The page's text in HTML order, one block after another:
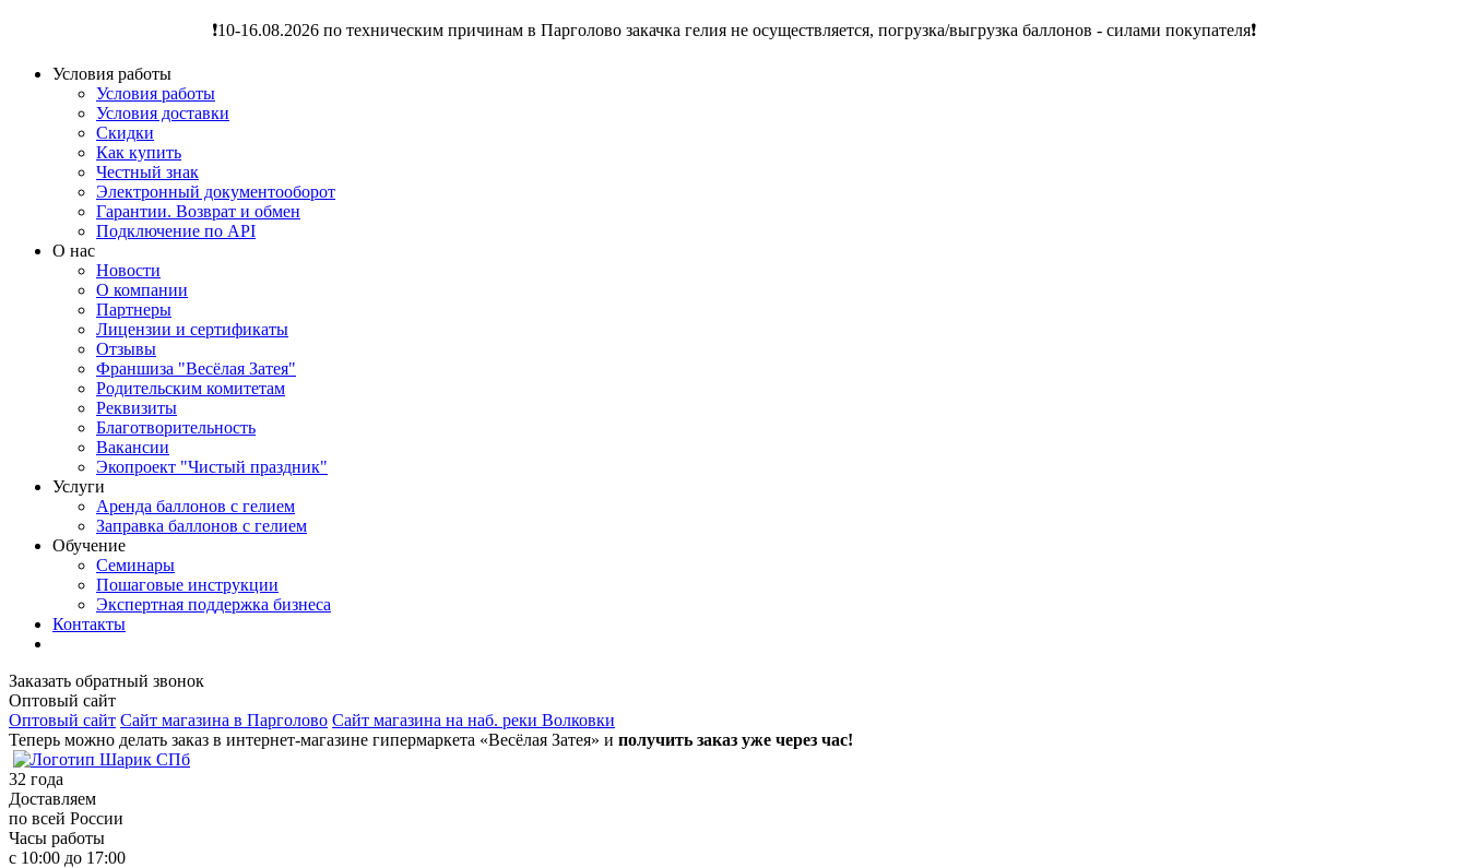
❗️10-16.08.2026 по техническим причинам в Парголово закачка гелия не осуществляется, погрузка/выгрузка баллонов - силами покупателя❗️
Условия работы
Условия работы
Условия доставки
Скидки
Как купить
Честный знак
Электронный документооборот
Гарантии. Возврат и обмен
Подключение по API
О нас
Новости
О компании
Партнеры
Лицензии и сертификаты
Отзывы
Франшиза "Весёлая Затея"
Родительским комитетам
Реквизиты
Благотворительность
Вакансии
Экопроект "Чистый праздник"
Услуги
Аренда баллонов с гелием
Заправка баллонов с гелием
Обучение
Семинары
Пошаговые инструкции
Экспертная поддержка бизнеса
Контакты
Заказать обратный звонок
Оптовый сайт
Оптовый сайт Сайт магазина в Парголово Сайт магазина на наб. реки Волковки
Теперь можно делать заказ в интернет-магазине гипермаркета «Весёлая Затея» и получить заказ уже через час!
32 года
Доставляем
по всей России
Часы работы
с 10:00 до 17:00